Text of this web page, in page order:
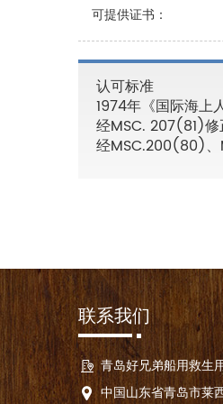
可提供证书：
认可标准
1974年《国际海上
经MSC. 207(81)
经MSC.200(80)、
联系我们
青岛好兄弟船用救生
中国山东省青岛市莱